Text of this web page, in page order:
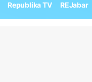
Republika TV REJabar